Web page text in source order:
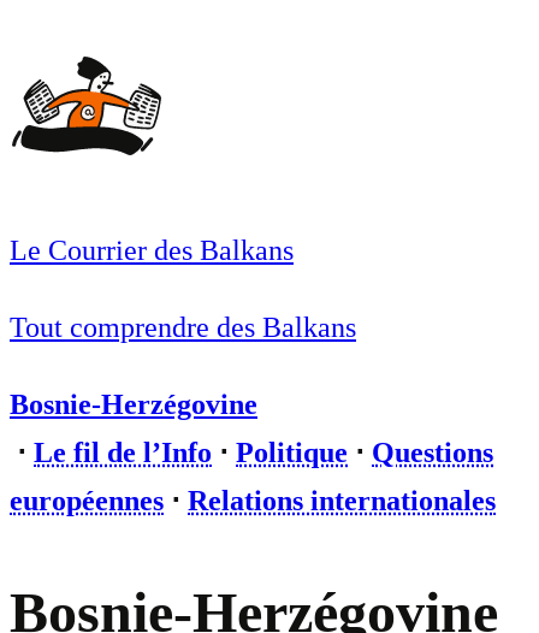
Le Courrier des Balkans
Tout comprendre des Balkans
Bosnie-Herzégovine
⋅ Le fil de l’Info ⋅ Politique ⋅ Questions
européennes ⋅ Relations internationales
Bosnie-Herzégovine